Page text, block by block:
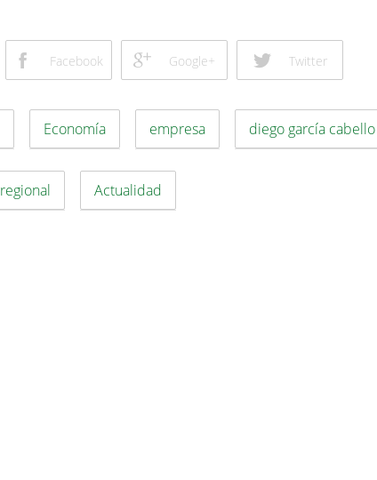
Facebook Google+ Twitter
Economía empresa diego garcía cabello
regional Actualidad